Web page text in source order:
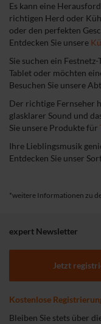
Es kann eine
richtigen Herd oder
oder den perfekten
Entdecken Sie unsere
Sie suchen ein
Tablet oder möchten
Besuchen Sie unsere
Der richtige Fernseher
glasklarer Sound und
Sie unsere Produkte für
Ihre Lieblingsmusik
Entdecken Sie unser
*weitere Informationen zu
expert Newsletter
Jetzt
Kostenlose
Bleiben Sie stets über